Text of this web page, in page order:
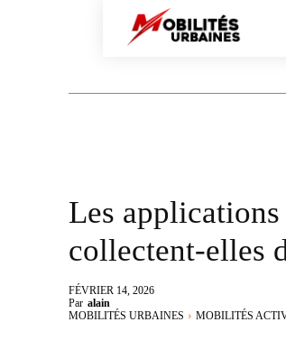
Les
collectent-elles
FÉVRIER 14, 2026
Par alain
MOBILITÉS URBAINES
MOBILITÉS